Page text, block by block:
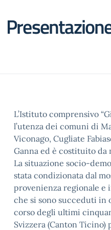
L’Istituto comprensivo
l’utenza dei comuni di
Viconago, Cugliate
Ganna ed è costituito da
La situazione socio-
stata condizionata dal
provenienza regionale e
che si sono succeduti in
corso degli ultimi
Svizzera (Canton